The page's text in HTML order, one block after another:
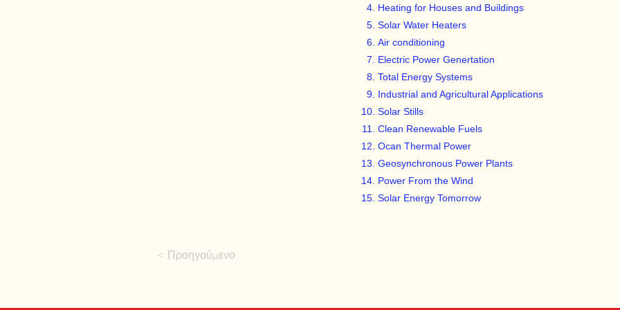
Heating for Houses and Buildings
Solar Water Heaters
Air conditioning
Electric Power Genertation
Total Energy Systems
Industrial and Agricultural Applications
Solar Stills
Clean Renewable Fuels
Ocan Thermal Power
Geosynchronous Power Plants
Power From the Wind
Solar Energy Tomorrow
< Προηγούμενο